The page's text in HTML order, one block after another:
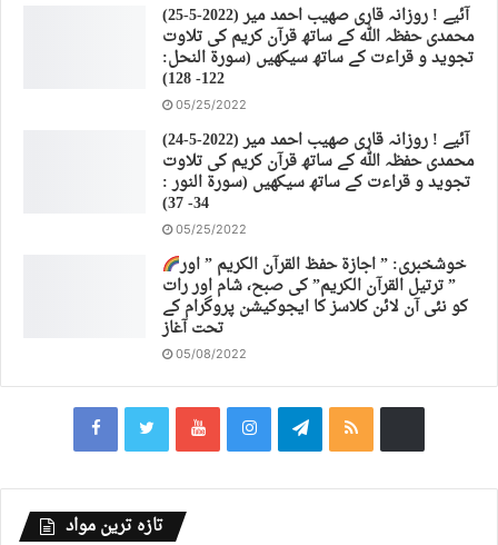
(25-5-2022) آئیے ! روزانہ قاری صهیب احمد میر
محمدی حفظہ اللہ کے ساتھ قرآن کریم کی تلاوت
تجوید و قراءت کے ساتھ سیکھیں (سورة النحل:
122- 128)
05/25/2022
(24-5-2022) آئیے ! روزانہ قاری صهیب احمد میر
محمدی حفظہ اللہ کے ساتھ قرآن کریم کی تلاوت
تجوید و قراءت کے ساتھ سیکھیں (سورة النور :
34- 37)
05/25/2022
خوشخبری: ” اجازة حفظ القرآن الكريم ” اور
” ترتیل القرآن الكريم” کی صبح، شام اور رات
کو نئی آن لائن کلاسز کا ایجوکیشن پروگرام کے
تحت آغاز
05/08/2022
تازہ ترین مواد